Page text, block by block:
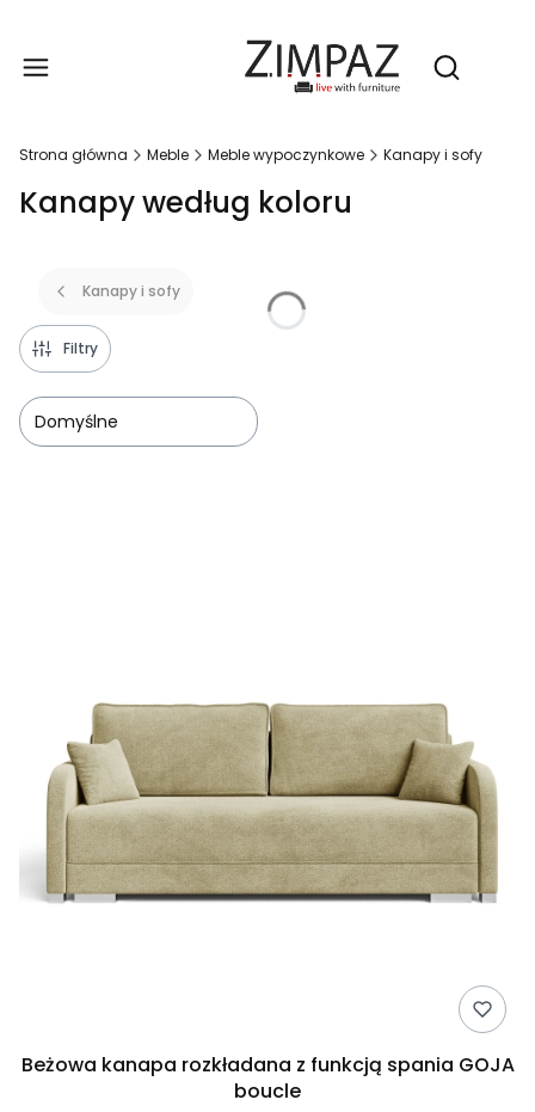
Otwórz
Strona główna Meble Meble wypoczynkowe Kanapy i sofy
Kanapy według koloru
Kanapy i sofy
Filtry
Domyślne
Beżowa kanapa rozkładana z funkcją spania GOJA
boucle